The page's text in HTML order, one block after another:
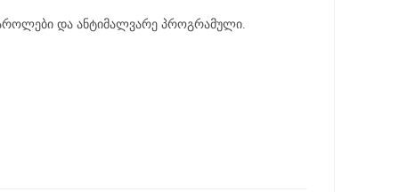
და ანტიმალვარე პროგრამული.